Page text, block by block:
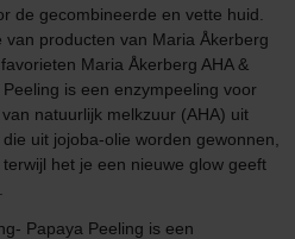
de gecombineerde en vette huid.
van producten van Maria Åkerberg
Maria Åkerberg AHA &
is een enzympeeling voor
natuurlijk melkzuur (AHA) uit
uit jojoba-olie worden gewonnen,
het je een nieuwe glow geeft
Papaya Peeling is een